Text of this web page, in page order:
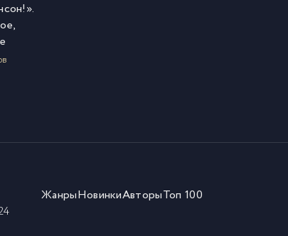
ЖанрыНовинкиАвторыТоп 100